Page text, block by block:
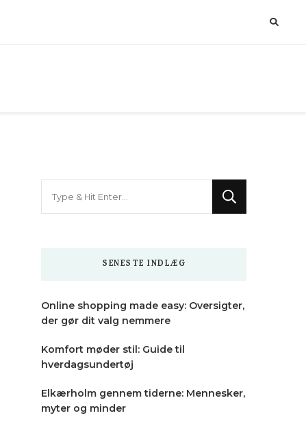
SENESTE INDLÆG
Online shopping made easy: Oversigter,
der gør dit valg nemmere
Komfort møder stil: Guide til
hverdagsundertøj
Elkærholm gennem tiderne: Mennesker,
myter og minder